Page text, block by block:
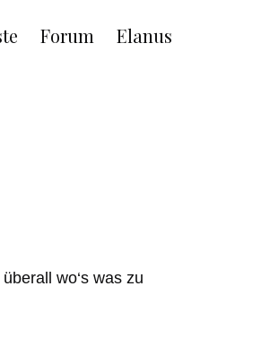
Forum Elanus
wo‘s was zu